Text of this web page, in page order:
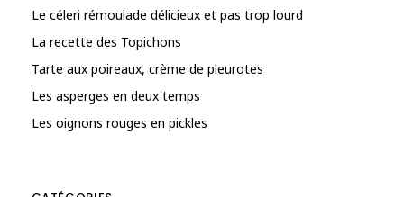
Le céleri rémoulade délicieux et pas trop lourd
La recette des Topichons
Tarte aux poireaux, crème de pleurotes
Les asperges en deux temps
Les oignons rouges en pickles